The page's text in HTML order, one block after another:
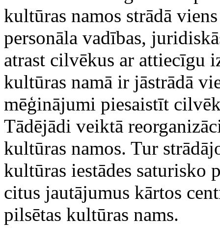
kultūras namos strādā
personāla vadības,
atrast cilvēkus ar attiecīgu
kultūras namā ir jāstrādā
mēģinājumi piesaistīt
Tādējādi veiktā
kultūras namos. Tur
kultūras iestādes saturisko
citus jautājumus kārtos
pilsētas kultūras nams.